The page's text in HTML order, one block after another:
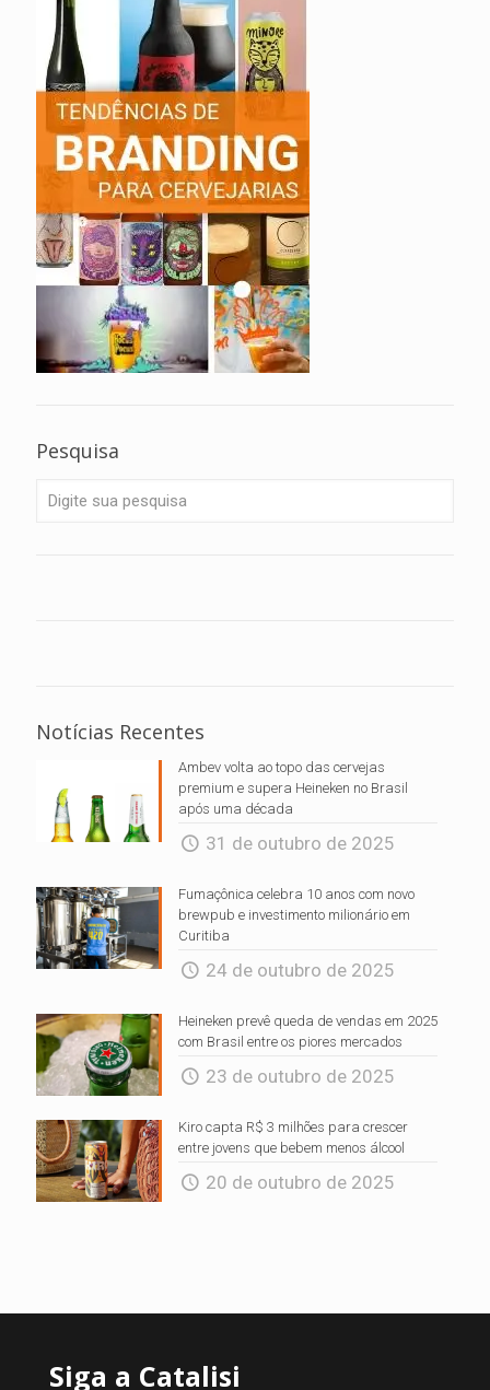
Pesquisa
Notícias Recentes
Ambev volta ao topo das cervejas
premium e supera Heineken no Brasil
após uma década
31 de outubro de 2025
Fumaçônica celebra 10 anos com novo
brewpub e investimento milionário em
Curitiba
24 de outubro de 2025
Heineken prevê queda de vendas em 2025
com Brasil entre os piores mercados
23 de outubro de 2025
Kiro capta R$ 3 milhões para crescer
entre jovens que bebem menos álcool
20 de outubro de 2025
Siga a Catalisi